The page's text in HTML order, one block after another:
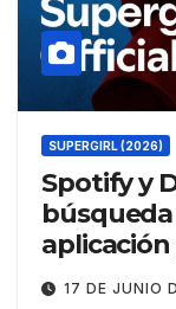
SUPERGIRL (2026)
Spotify y
con17 DE JUNIO